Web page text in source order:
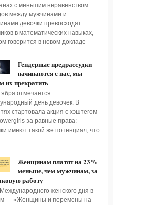
с меньшим неравенством
между мужчинами и
девочки превосходят
в математических навыках,
говорится в новом докладе
Гендерные предрассудки
начинаются с нас, мы
их прекратить
отмечается
день девочек. В
стартовала акция с хэштегом
за равные права:
имеют такой же потенциал, что
Женщинам платят на 23%
меньше, чем мужчинам, за
работу
женского дня в
м — «Женщины и перемены на